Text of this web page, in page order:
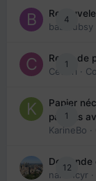
4
babibubsy
1
Refus de
Cedbri ·
1
Papier
parents
KarineBo
12
nanancyr